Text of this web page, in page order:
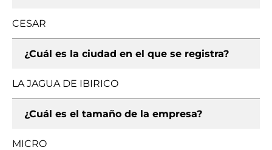
CESAR
¿Cuál es la ciudad en el que se registra?
LA JAGUA DE IBIRICO
¿Cuál es el tamaño de la empresa?
MICRO